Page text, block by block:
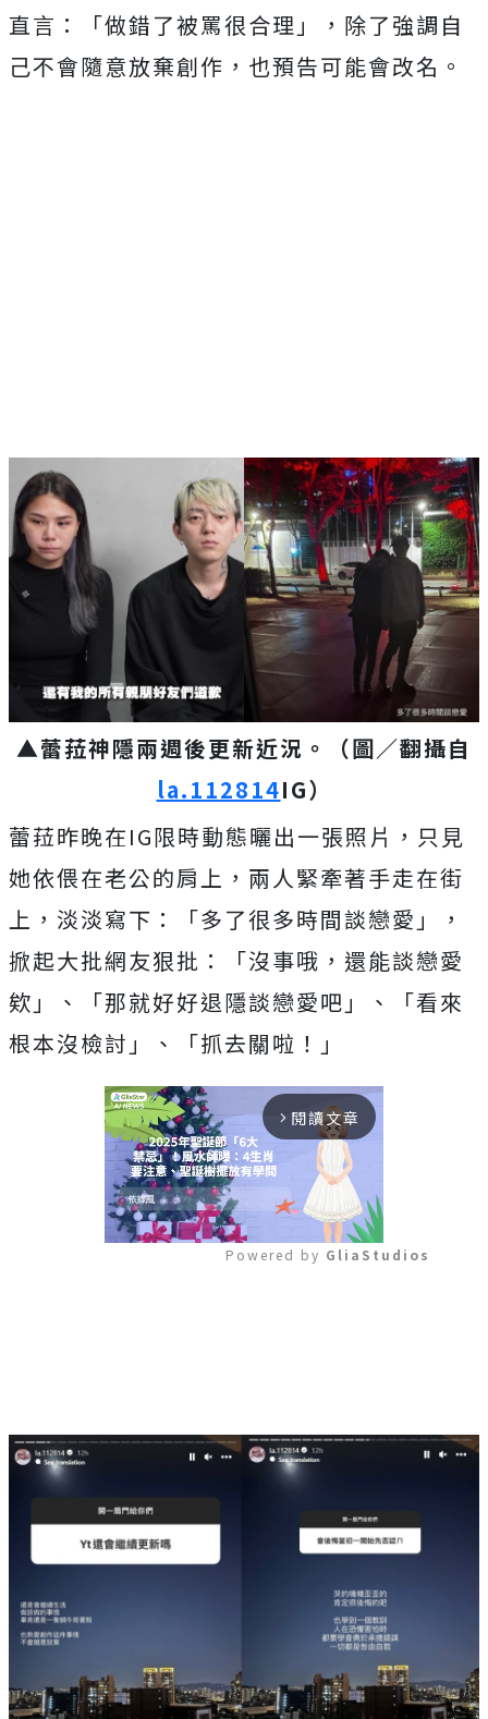
直言：「做錯了被罵很合理」，除了強調自
己不會隨意放棄創作，也預告可能會改名。
▲蕾菈神隱兩週後更新近況。（圖／翻攝自
la.112814IG）
蕾菈昨晚在IG限時動態曬出一張照片，只見
她依偎在老公的肩上，兩人緊牽著手走在街
上，淡淡寫下：「多了很多時間談戀愛」，
掀起大批網友狠批：「沒事哦，還能談戀愛
欸」、「那就好好退隱談戀愛吧」、「看來
根本沒檢討」、「抓去關啦！」
arrow_forward_ios 閱讀文章
Powered by GliaStudios